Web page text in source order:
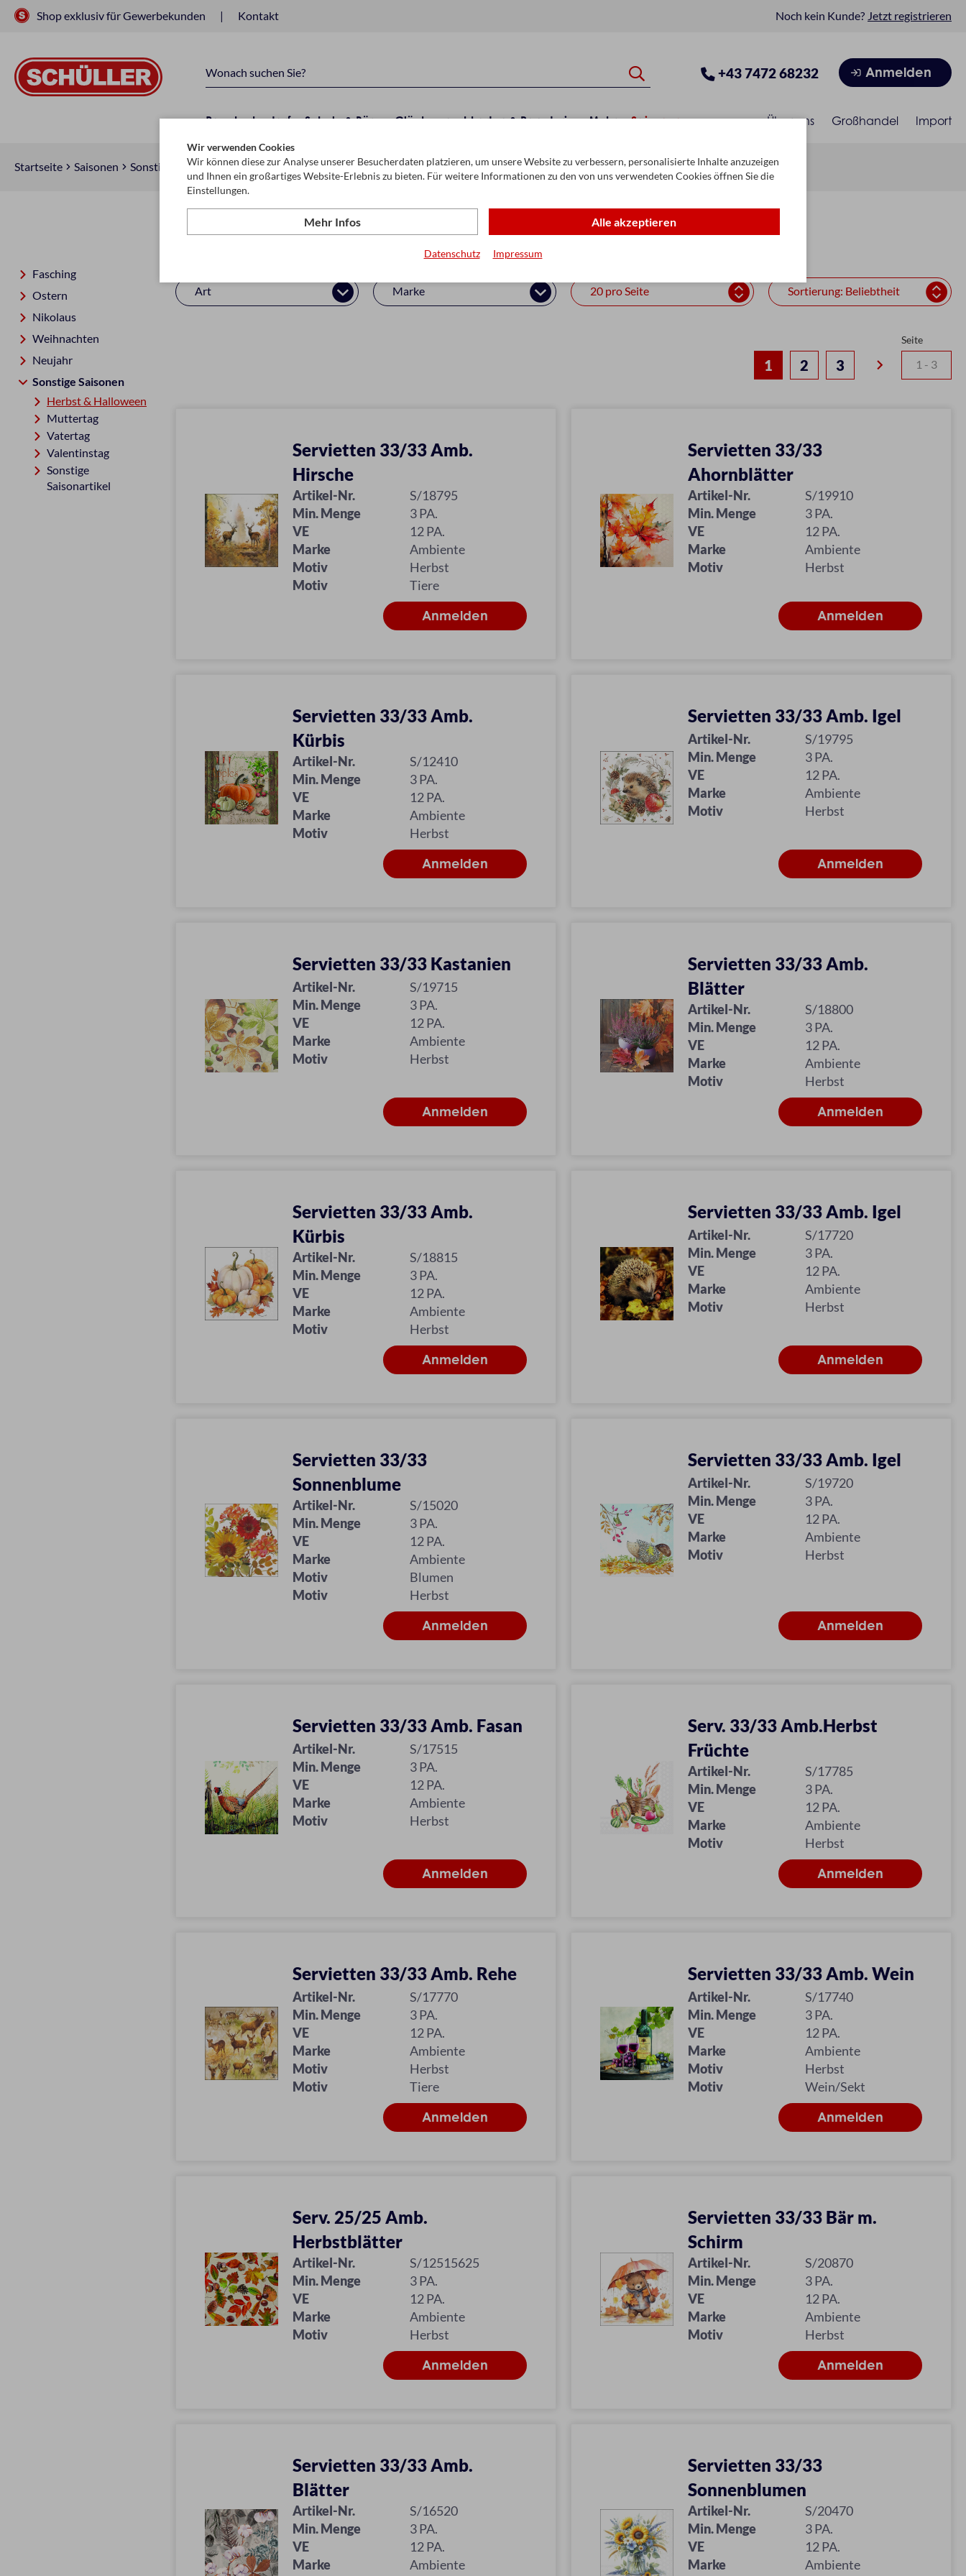
Shop exklusiv für Gewerbekunden Kontakt Noch kein Kunde? Jetzt registrieren
+43 7472 68232 Anmelden
Raucherbedarf Schule & Büro Glückwunschkarten & Papeterie Mehr Saisonen Über uns Großhandel Import
Startseite Saisonen Sonstige Saisonen Herbst & Halloween
Fasching
Ostern
Nikolaus
Weihnachten
Neujahr
Sonstige Saisonen
Herbst & Halloween
Muttertag
Vatertag
Valentinstag
Sonstige
Saisonartikel
Herbst & Halloween
Art Marke
1 2 3 keyboard_arrow_right
Seite
Servietten 33/33 Amb.
Hirsche
Artikel-Nr.
S/18795
Min. Menge
3 PA.
VE
12 PA.
Marke
Ambiente
Motiv
Herbst
Motiv
Tiere
Servietten 33/33
Ahornblätter
Artikel-Nr.
S/19910
Min. Menge
3 PA.
VE
12 PA.
Marke
Ambiente
Motiv
Herbst
Servietten 33/33 Amb.
Kürbis
Artikel-Nr.
S/12410
Min. Menge
3 PA.
VE
12 PA.
Marke
Ambiente
Motiv
Herbst
Servietten 33/33 Amb. Igel
Artikel-Nr.
S/19795
Min. Menge
3 PA.
VE
12 PA.
Marke
Ambiente
Motiv
Herbst
Servietten 33/33 Kastanien
Artikel-Nr.
S/19715
Min. Menge
3 PA.
VE
12 PA.
Marke
Ambiente
Motiv
Herbst
Servietten 33/33 Amb.
Blätter
Artikel-Nr.
S/18800
Min. Menge
3 PA.
VE
12 PA.
Marke
Ambiente
Motiv
Herbst
Servietten 33/33 Amb.
Kürbis
Artikel-Nr.
S/18815
Min. Menge
3 PA.
VE
12 PA.
Marke
Ambiente
Motiv
Herbst
Servietten 33/33 Amb. Igel
Artikel-Nr.
S/17720
Min. Menge
3 PA.
VE
12 PA.
Marke
Ambiente
Motiv
Herbst
Servietten 33/33
Sonnenblume
Artikel-Nr.
S/15020
Min. Menge
3 PA.
VE
12 PA.
Marke
Ambiente
Motiv
Blumen
Motiv
Herbst
Servietten 33/33 Amb. Igel
Artikel-Nr.
S/19720
Min. Menge
3 PA.
VE
12 PA.
Marke
Ambiente
Motiv
Herbst
Servietten 33/33 Amb. Fasan
Artikel-Nr.
S/17515
Min. Menge
3 PA.
VE
12 PA.
Marke
Ambiente
Motiv
Herbst
Serv. 33/33 Amb.Herbst
Früchte
Artikel-Nr.
S/17785
Min. Menge
3 PA.
VE
12 PA.
Marke
Ambiente
Motiv
Herbst
Servietten 33/33 Amb. Rehe
Artikel-Nr.
S/17770
Min. Menge
3 PA.
VE
12 PA.
Marke
Ambiente
Motiv
Herbst
Motiv
Tiere
Servietten 33/33 Amb. Wein
Artikel-Nr.
S/17740
Min. Menge
3 PA.
VE
12 PA.
Marke
Ambiente
Motiv
Herbst
Motiv
Wein/Sekt
Serv. 25/25 Amb.
Herbstblätter
Artikel-Nr.
S/12515625
Min. Menge
3 PA.
VE
12 PA.
Marke
Ambiente
Motiv
Herbst
Servietten 33/33 Bär m.
Schirm
Artikel-Nr.
S/20870
Min. Menge
3 PA.
VE
12 PA.
Marke
Ambiente
Motiv
Herbst
Servietten 33/33 Amb.
Blätter
Artikel-Nr.
S/16520
Min. Menge
3 PA.
VE
12 PA.
Marke
Ambiente
Servietten 33/33
Sonnenblumen
Artikel-Nr.
S/20470
Min. Menge
3 PA.
VE
12 PA.
Marke
Ambiente
Wir verwenden Cookies
Wir können diese zur Analyse unserer Besucherdaten platzieren, um unsere Website zu verbessern, personalisierte Inhalte anzuzeigen
und Ihnen ein großartiges Website-Erlebnis zu bieten. Für weitere Informationen zu den von uns verwendeten Cookies öffnen Sie die
Einstellungen.
Mehr Infos Alle akzeptieren
Datenschutz Impressum